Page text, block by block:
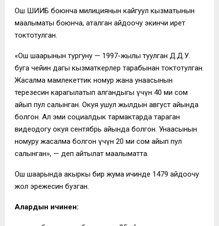
Ош ШИИБ боюнча милициянын кайгуул кызматынын
маалыматы боюнча, аталган айдоочу экинчи ирет
токтотулган.
«Ош шаарынын тургуну — 1997-жылы туулган Д.Д.У.
буга чейин дагы кызматкерлер тарабынан токтотулган.
Жасалма мамлекеттик номур жана унаасынын
терезесин караңгылатып алгандыгы үчүн 40 миң сом
айып пул салынган. Окуя ушул жылдын август айында
болгон. Ал эми социалдык тармактарда тараган
видеодогу окуя сентябрь айында болгон. Унаасынын
номуру жасалма болгон үчүн 20 миң сом айып пул
салынган», — деп айтылат маалыматта.
Ош шаарында акыркы бир жума ичинде 1479 айдоочу
жол эрежесин бузган.
Алардын ичинен: